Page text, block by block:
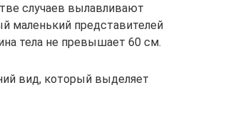
случаев вылавливают
маленький представителей
тела не превышает 60 см.
вид, который выделяет